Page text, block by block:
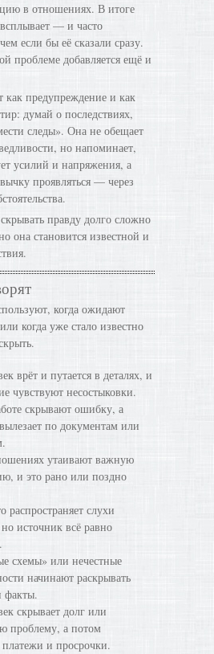
в отношениях. В итоге
— и часто
если бы её сказали сразу.
проблеме добавляется ещё и
как предупреждение и как
думай о последствиях,
следы». Она не обещает
но напоминает,
усилий и напряжения, а
проявляться — через
скрывать правду долго сложно
она становится известной и
когда ожидают
когда уже стало известно
врёт и путается в деталях, и
чувствуют несостыковки.
скрывают ошибку, а
по документам или
утаивают важную
и это рано или поздно
распространяет слухи
источник всё равно
схемы» или нечестные
начинают раскрывать
факты.
скрывает долг или
проблему, а потом
и просрочки.